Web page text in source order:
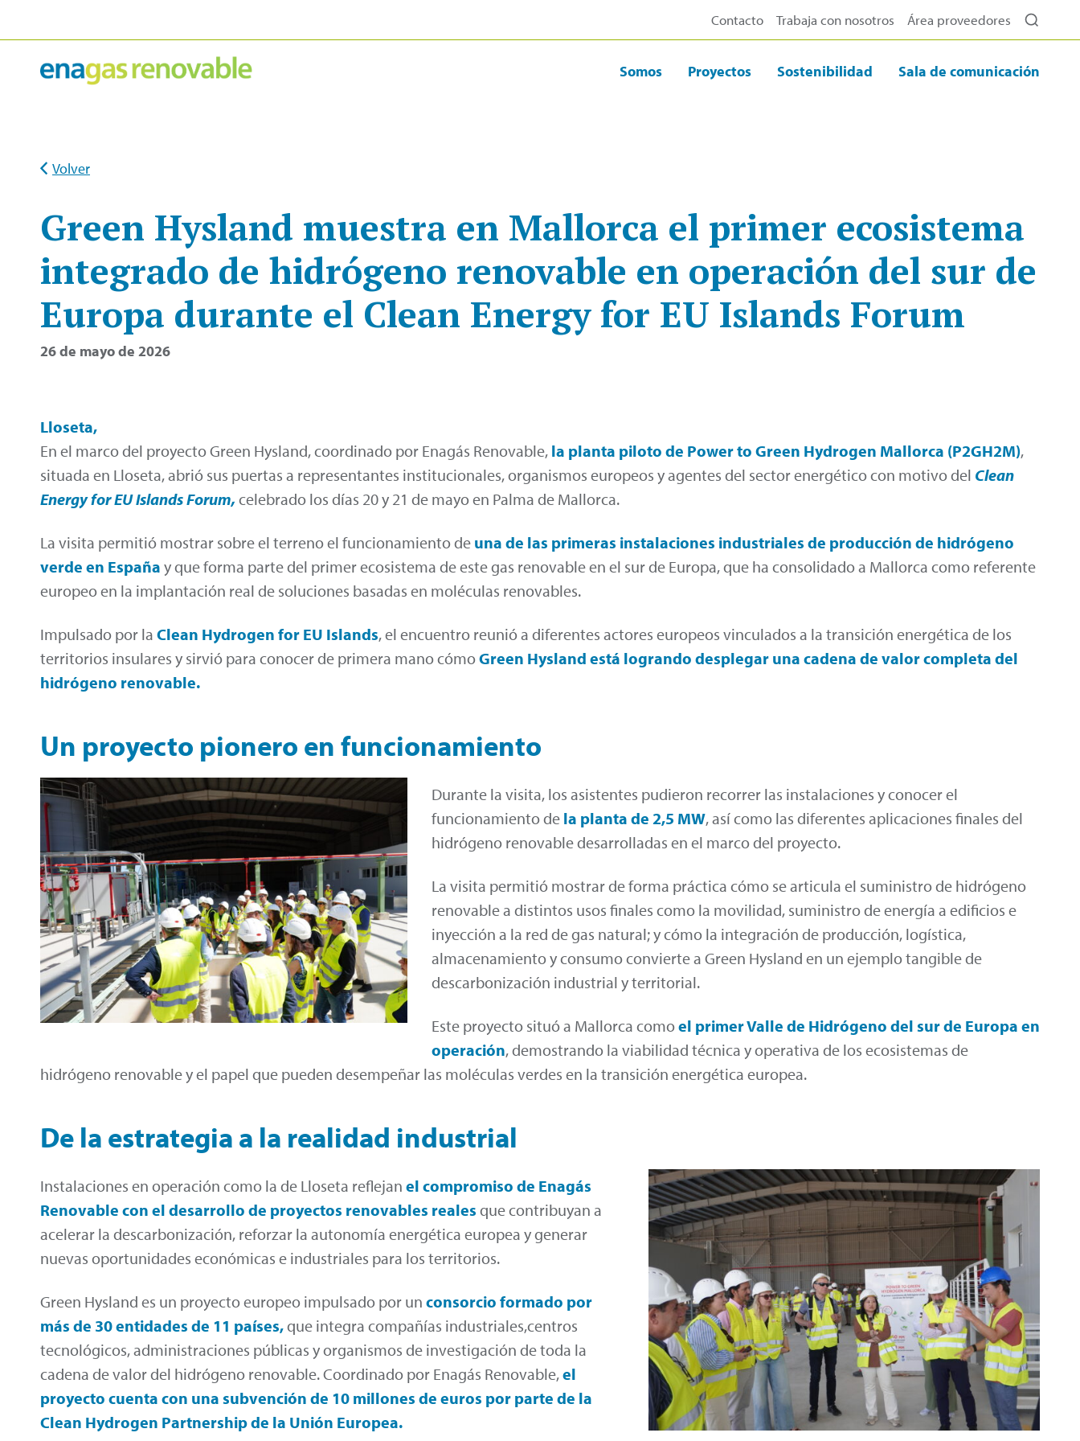
Contacto Trabaja con nosotros Área proveedores
Somos Proyectos Sostenibilidad Sala de comunicación
Volver
Green Hysland muestra en Mallorca el primer ecosistema
integrado de hidrógeno renovable en operación del sur de
Europa durante el Clean Energy for EU Islands Forum
26 de mayo de 2026
Lloseta,
En el marco del proyecto Green Hysland, coordinado por Enagás Renovable, la planta piloto de Power to Green Hydrogen Mallorca (P2GH2M),
situada en Lloseta, abrió sus puertas a representantes institucionales, organismos europeos y agentes del sector energético con motivo del Clean
Energy for EU IslandsForum, celebrado los días 20 y 21 de mayo en Palma de Mallorca.
La visita permitió mostrar sobre el terreno el funcionamiento de una de las primeras instalaciones industriales de producción de hidrógeno
verde en España y que forma parte del primer ecosistema de este gas renovable en el sur de Europa, que ha consolidado a Mallorca como referente
europeo en la implantación real de soluciones basadas en moléculas renovables.
Impulsado por la Clean Hydrogen for EU Islands, el encuentro reunió a diferentes actores europeos vinculados a la transición energética de los
territorios insulares y sirvió para conocer de primera mano cómoGreen Hysland está logrando desplegar una cadena de valor completa del
hidrógeno renovable.
Un proyecto pionero en funcionamiento
Durante la visita, los asistentes pudieron recorrer las instalaciones y conocer el
funcionamiento de la planta de 2,5 MW, así como las diferentes aplicaciones finales del
hidrógeno renovable desarrolladas en el marco del proyecto.
La visita permitió mostrar de forma práctica cómo se articula el suministro de hidrógeno
renovable a distintos usos finales como la movilidad, suministro de energía a edificios e
inyección a la red de gas natural; y cómo la integración de producción, logística,
almacenamiento y consumo convierte a Green Hysland en un ejemplo tangible de
descarbonización industrial y territorial.
Este proyecto situó a Mallorca comoel primer Valle de Hidrógeno del sur de Europa en
operación, demostrando la viabilidad técnica y operativa de los ecosistemas de
hidrógeno renovable y el papel que pueden desempeñar las moléculas verdes en la transición energética europea.
De la estrategia a la realidad industrial
Instalaciones en operación como la de Lloseta reflejan el compromiso de Enagás
Renovable con el desarrollo de proyectos renovables reales que contribuyan a
acelerar la descarbonización, reforzar la autonomía energética europea y generar
nuevas oportunidades económicas e industriales para los territorios.
Green Hysland es un proyecto europeo impulsado por un consorcio formado por
más de 30 entidades de 11 países,que integra compañías industriales,centros
tecnológicos, administraciones públicas y organismos de investigación de toda la
cadena de valor del hidrógeno renovable. Coordinado por Enagás Renovable,el
proyecto cuenta con una subvención de 10 millones de euros por parte de la
Clean Hydrogen Partnership de la Unión Europea.